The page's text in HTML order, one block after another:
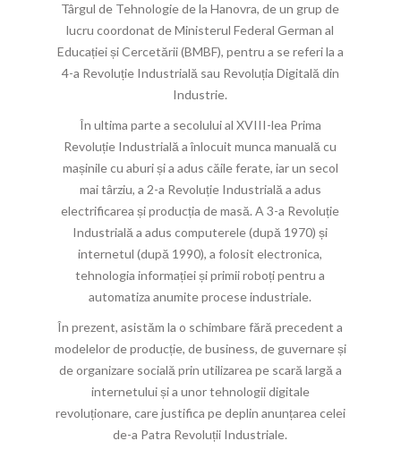
Târgul de Tehnologie de la Hanovra, de un grup de
lucru coordonat de Ministerul Federal German al
Educației și Cercetării (BMBF), pentru a se referi la a
4-a Revoluție Industrială sau Revoluția Digitală din
Industrie.
În ultima parte a secolului al XVIII-lea Prima
Revoluție Industrială a înlocuit munca manuală cu
mașinile cu aburi și a adus căile ferate, iar un secol
mai târziu, a 2-a Revoluție Industrială a adus
electrificarea și producția de masă. A 3-a Revoluție
Industrială a adus computerele (după 1970) și
internetul (după 1990), a folosit electronica,
tehnologia informației și primii roboți pentru a
automatiza anumite procese industriale.
În prezent, asistăm la o schimbare fără precedent a
modelelor de producție, de business, de guvernare și
de organizare socială prin utilizarea pe scară largă a
internetului și a unor tehnologii digitale
revoluționare, care justifica pe deplin anunțarea celei
de-a Patra Revoluții Industriale.